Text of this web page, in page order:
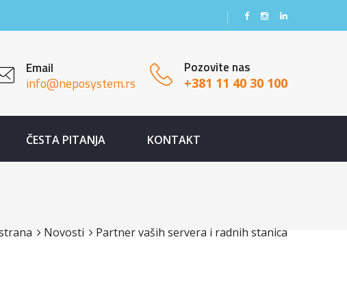
Email
info@neposystem.rs
Pozovite nas
+381 11 40 30 100
ČESTA PITANJA KONTAKT
Novosti Partner vaših servera i radnih stanica